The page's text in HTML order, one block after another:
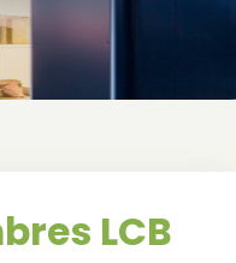
LCB